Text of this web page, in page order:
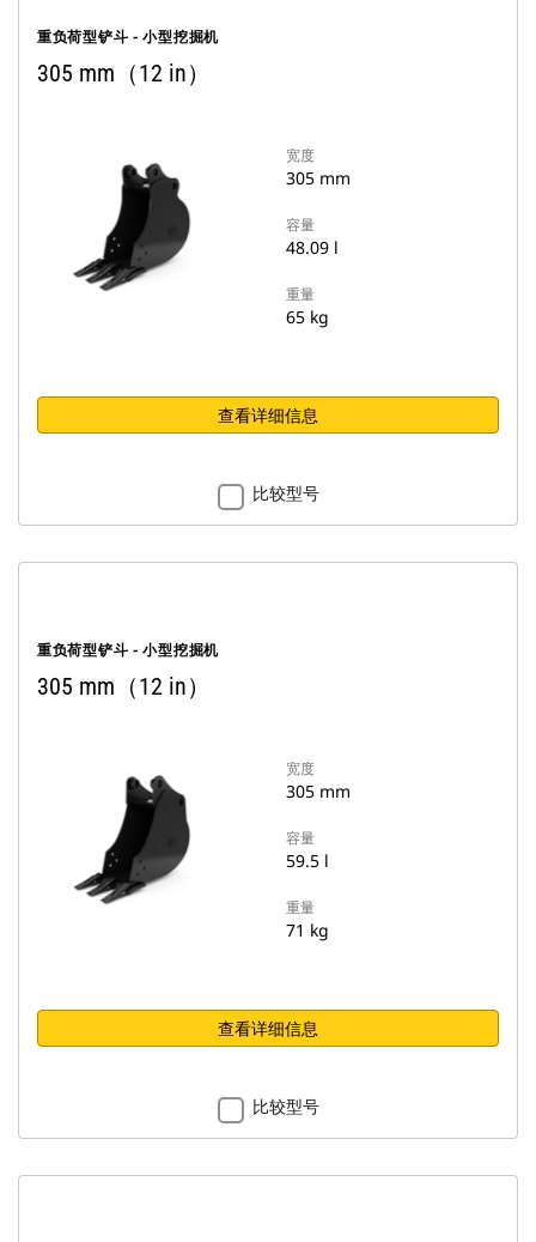
重负荷型铲斗 - 小型挖掘机
305 mm（12 in）
宽度
305 mm
容量
48.09 l
重量
65 kg
查看详细信息
比较型号
重负荷型铲斗 - 小型挖掘机
305 mm（12 in）
宽度
305 mm
容量
59.5 l
重量
71 kg
查看详细信息
比较型号